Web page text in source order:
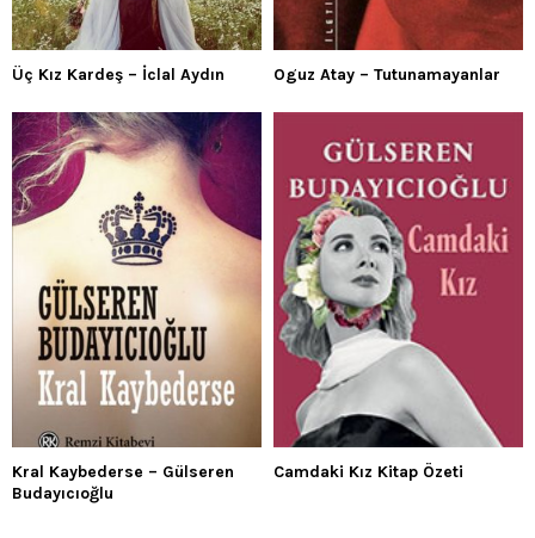
Üç Kız Kardeş – İclal Aydın Oguz Atay – Tutunamayanlar
Kral Kaybederse – Gülseren
Budayıcıoğlu
Camdaki Kız Kitap Özeti